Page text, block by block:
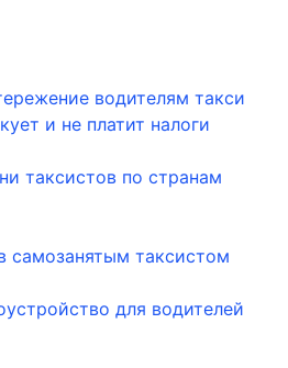
водителям такси
и не платит налоги
таксистов по странам
самозанятым таксистом
для водителей